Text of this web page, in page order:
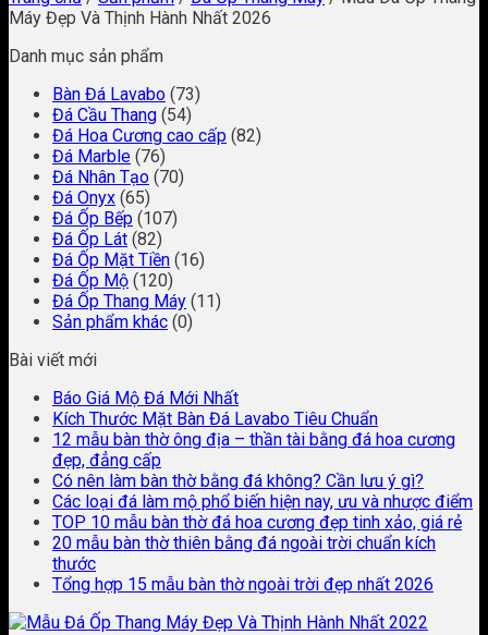
Máy Đẹp Và Thịnh Hành Nhất 2026
Danh mục sản phẩm
Bàn Đá Lavabo (73)
Đá Cầu Thang (54)
Đá Hoa Cương cao cấp (82)
Đá Marble (76)
Đá Nhân Tạo (70)
Đá Onyx (65)
Đá Ốp Bếp (107)
Đá Ốp Lát (82)
Đá Ốp Mặt Tiền (16)
Đá Ốp Mộ (120)
Đá Ốp Thang Máy (11)
Sản phẩm khác (0)
Bài viết mới
Báo Giá Mộ Đá Mới Nhất
Kích Thước Mặt Bàn Đá Lavabo Tiêu Chuẩn
12 mẫu bàn thờ ông địa – thần tài bằng đá hoa cương
đẹp, đẳng cấp
Có nên làm bàn thờ bằng đá không? Cần lưu ý gì?
Các loại đá làm mộ phổ biến hiện nay, ưu và nhược điểm
TOP 10 mẫu bàn thờ đá hoa cương đẹp tinh xảo, giá rẻ
20 mẫu bàn thờ thiên bằng đá ngoài trời chuẩn kích
thước
Tổng hợp 15 mẫu bàn thờ ngoài trời đẹp nhất 2026